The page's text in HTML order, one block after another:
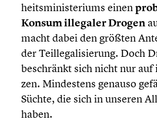
heits­mi­nis­te­ri­ums einen
Konsum illegaler Drogen
macht dabei den größten
der Teille­ga­li­sie­rung. Doch
beschränkt sich nicht nur
zen. Mindes­tens genauso
Süchte, die sich in unseren
haben.